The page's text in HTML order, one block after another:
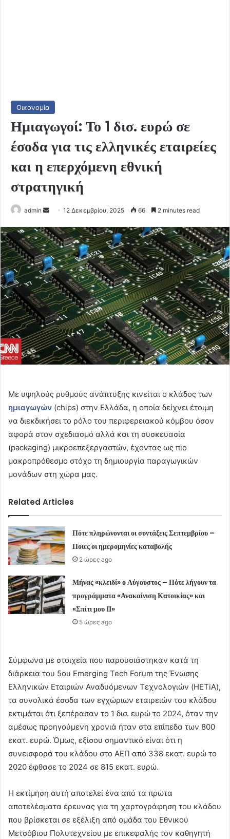
Οικονομία
Ημιαγωγοί: Το 1 δισ. ευρώ σε
έσοδα για τις ελληνικές εταιρείες
και η επερχόμενη εθνική
στρατηγική
admin
Send
email
12 Δεκεμβρίου, 2025 66 2 minutes read
Με υψηλούς ρυθμούς ανάπτυξης κινείται ο κλάδος των
ημιαγωγών (chips) στην Ελλάδα, η οποία δείχνει έτοιμη
να διεκδικήσει το ρόλο του περιφερειακού κόμβου όσον
αφορά στον σχεδιασμό αλλά και τη συσκευασία
(packaging) μικροεπεξεργαστών, έχοντας ως πιο
μακροπρόθεσμο στόχο τη δημιουργία παραγωγικών
μονάδων στη χώρα μας.
Related Articles
Πότε πληρώνονται οι συντάξεις Σεπτεμβρίου –
Ποιες οι ημερομηνίες καταβολής
2 ώρες ago
Μήνας «κλειδί» ο Αύγουστος – Πότε λήγουν τα
προγράμματα «Ανακαίνιση Κατοικίας» και
«Σπίτι μου ΙΙ»
5 ώρες ago
Σύμφωνα με στοιχεία που παρουσιάστηκαν κατά τη
διάρκεια του 5ου Emerging Tech Forum της Ένωσης
Ελληνικών Εταιριών Αναδυόμενων Τεχνολογιών (HETiA),
τα συνολικά έσοδα των εγχώριων εταιρειών του κλάδου
εκτιμάται ότι ξεπέρασαν το 1 δισ. ευρώ το 2024, όταν την
αμέσως προηγούμενη χρονιά ήταν στα επίπεδα των 800
εκατ. ευρώ. Όμως, εξίσου σημαντικό είναι ότι η
συνεισφορά του κλάδου στο ΑΕΠ από 338 εκατ. ευρώ το
2020 έφθασε το 2024 σε 815 εκατ. ευρώ.
Η εκτίμηση αυτή αποτελεί ένα από τα πρώτα
αποτελέσματα έρευνας για τη χαρτογράφηση του κλάδου
που βρίσκεται σε εξέλιξη από ομάδα του Εθνικού
Μετσόβιου Πολυτεχνείου με επικεφαλής τον καθηγητή